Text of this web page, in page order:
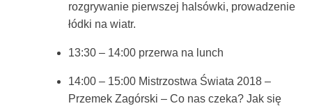
rozgrywanie pierwszej halsówki, prowadzenie
łódki na wiatr.
13:30 – 14:00 przerwa na lunch
14:00 – 15:00 Mistrzostwa Świata 2018 –
Przemek Zagórski – Co nas czeka? Jak się